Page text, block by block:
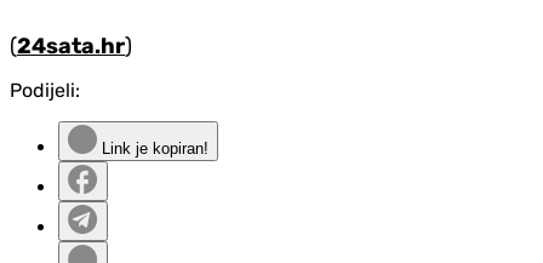
(24sata.hr)
Podijeli:
Link je kopiran!